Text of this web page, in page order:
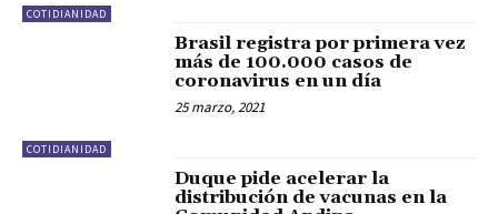
COTIDIANIDAD
COTIDIANIDAD
Brasil registra por primera vez
más de 100.000 casos de
coronavirus en un día
25 marzo, 2021
Duque pide acelerar la
distribución de vacunas en la